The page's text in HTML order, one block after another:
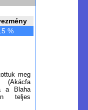
%
meg
a Blaha
teljes